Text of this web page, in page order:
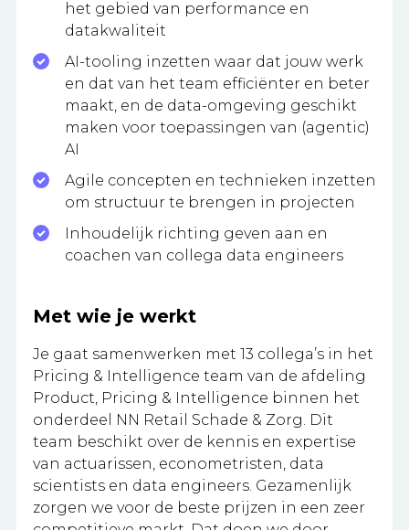
het gebied van performance en
datakwaliteit
AI-tooling inzetten waar dat jouw werk
en dat van het team efficiënter en beter
maakt, en de data-omgeving geschikt
maken voor toepassingen van (agentic)
AI
Agile concepten en technieken inzetten
om structuur te brengen in projecten
Inhoudelijk richting geven aan en
coachen van collega data engineers
Met wie je werkt
Je gaat samenwerken met 13 collega’s in het
Pricing & Intelligence team van de afdeling
Product, Pricing & Intelligence binnen het
onderdeel NN Retail Schade & Zorg. Dit
team beschikt over de kennis en expertise
van actuarissen, econometristen, data
scientists en data engineers. Gezamenlijk
zorgen we voor de beste prijzen in een zeer